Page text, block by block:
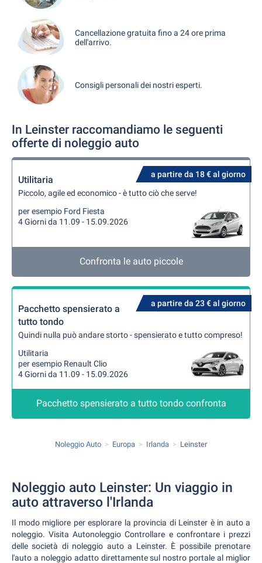
Cancellazione gratuita fino a 24 ore prima
dell'arrivo.
Consigli personali dei nostri esperti.
In Leinster raccomandiamo le seguenti
offerte di noleggio auto
a partire da 18 € al giorno
Utilitaria
Piccolo, agile ed economico - è tutto ciò che serve!
per esempio Ford Fiesta
4 Giorni da 11.09 - 15.09.2026
Confronta le auto piccole
a partire da 23 € al giorno
Pacchetto spensierato a
tutto tondo
Quindi nulla può andare storto - spensierato e tutto compreso!
Utilitaria
per esempio Renault Clio
4 Giorni da 11.09 - 15.09.2026
Pacchetto spensierato a tutto tondo confronta
Noleggio Auto Europa Irlanda Leinster
Noleggio auto Leinster: Un viaggio in
auto attraverso l'Irlanda
Il modo migliore per esplorare la provincia di Leinster è in auto a
noleggio. Visita Autonoleggio Controllare e confrontare i prezzi
delle società di noleggio auto a Leinster. È possibile prenotare
l'auto a noleggio adatto direttamente sul nostro portale al miglior